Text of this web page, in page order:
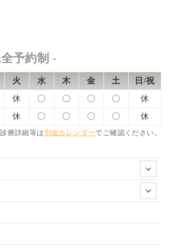
予約制 -
火 水 木 金 土 日/祝
休 〇 〇 〇 〇 休
休 〇 〇 〇 〇 休
診療詳細等は 別途カレンダーでご確認ください。